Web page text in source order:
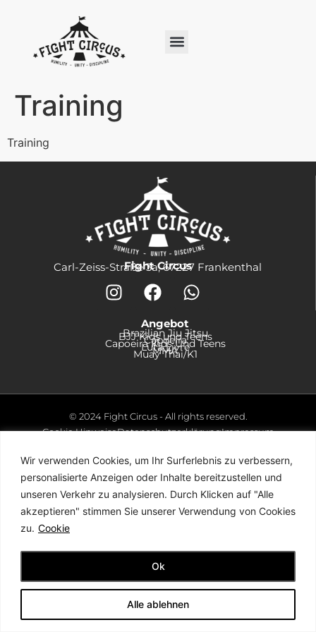
Wir verwenden Cookies, um Ihr Surferlebnis zu verbessern,
personalisierte Anzeigen oder Inhalte bereitzustellen und
unseren Verkehr zu analysieren. Durch Klicken auf "Alle
akzeptieren" stimmen Sie unserer Verwendung von Cookies
zu. Cookie
Alle ablehnen
Ok
Training
Training
Fight Circus
Carl-Zeiss-Straße 3a, 67227 Frankenthal
Angebot
Brazilian Jiu Jitsu
BJJ Kids und Teens
Capoeira
Capoeira Kids Und Teens
Luta Livre
MMA
Muay Thai/K1
© 2024 Fight Circus - All rights reserved.
Cookie HinweiseDatenschutzerklärungImpressum
Development byBlack Desk